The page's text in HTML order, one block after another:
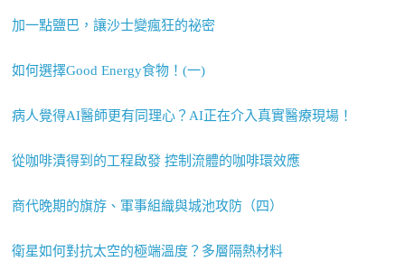
加一點鹽巴，讓沙士變瘋狂的祕密
如何選擇Good Energy食物！(一)
病人覺得AI醫師更有同理心？AI正在介入真實醫療現場！
從咖啡漬得到的工程啟發 控制流體的咖啡環效應
商代晚期的旗斿、軍事組織與城池攻防（四）
衛星如何對抗太空的極端溫度？多層隔熱材料